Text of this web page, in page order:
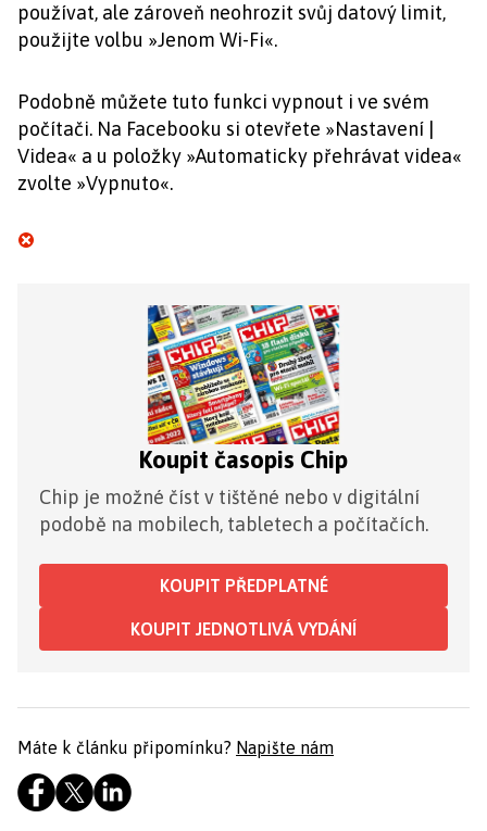
používat, ale zároveň neohrozit svůj datový limit,
použijte volbu »Jenom Wi-Fi«.
Podobně můžete tuto funkci vypnout i ve svém
počítači. Na Facebooku si otevřete »Nastavení |
Videa« a u položky »Automaticky přehrávat videa«
zvolte »Vypnuto«.
Koupit časopis Chip
Chip je možné číst v tištěné nebo v digitální
podobě na mobilech, tabletech a počítačích.
KOUPIT PŘEDPLATNÉ
KOUPIT JEDNOTLIVÁ VYDÁNÍ
Máte k článku připomínku? Napište nám